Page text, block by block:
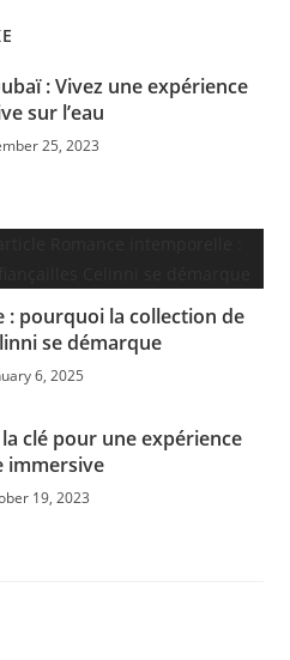
: Vivez une expérience
sur l’eau
25, 2023
: pourquoi la collection de
se démarque
6, 2025
clé pour une expérience
immersive
19, 2023